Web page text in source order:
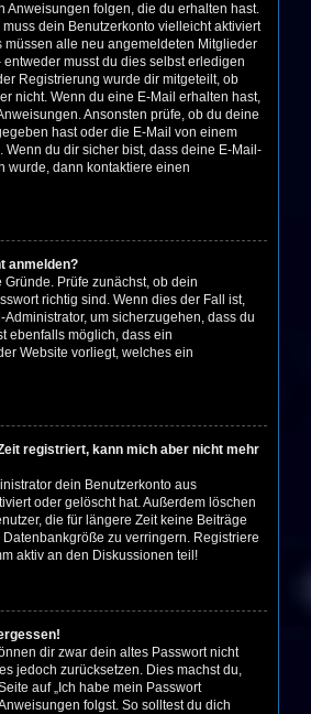
Anweisungen folgen, die du erhalten hast.
dein Benutzerkonto vielleicht aktiviert
alle neu angemeldeten Mitglieder
musst du dies selbst erledigen
Registrierung wurde dir mitgeteilt, ob
nicht. Wenn du eine E-Mail erhalten hast,
Ansonsten prüfe, ob du deine
hast oder die E-Mail von einem
Wenn du dir sicher bist, dass deine E-Mail-
wurde, dann kontaktiere einen
anmelden?
Prüfe zunächst, ob dein
richtig sind. Wenn dies der Fall ist,
um sicherzugehen, dass du
ebenfalls möglich, dass ein
Website vorliegt, welches ein
registriert, kann mich aber nicht mehr
dein Benutzerkonto aus
oder gelöscht hat. Außerdem löschen
die für längere Zeit keine Beiträge
zu verringern. Registriere
aktiv an den Diskussionen teil!
dir zwar dein altes Passwort nicht
jedoch zurücksetzen. Dies machst du,
auf „Ich habe mein Passwort
folgst. So solltest du dich